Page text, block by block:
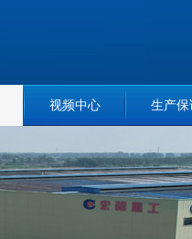
视频中心 生产保